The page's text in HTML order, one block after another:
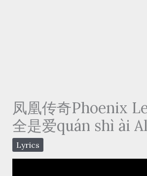
凤凰传奇Phoenix
全是爱quán shì ài
Lyrics